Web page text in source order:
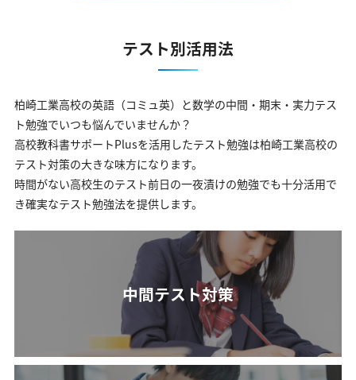
テスト別活用法
柏崎工業高校の英語（コミュ英）と数学の中間・期末・実力テス
ト勉強でいつも悩んでいませんか？
高校教科書サポートPlusを活用したテスト勉強は柏崎工業高校の
テスト対策の大きな味方になります。
時間がない高校生のテスト前日の一夜漬けの勉強でも十分活用で
き確実なテスト勉強法を提供します。
中間テスト対策